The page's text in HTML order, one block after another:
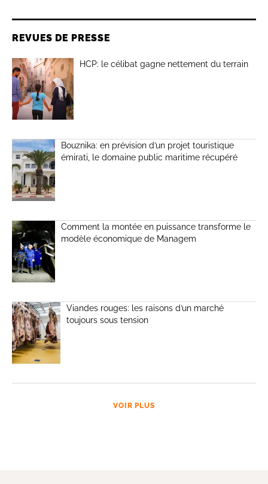
REVUES DE PRESSE
HCP: le célibat gagne nettement du terrain
Bouznika: en prévision d’un projet touristique
émirati, le domaine public maritime récupéré
Comment la montée en puissance transforme le
modèle économique de Managem
Viandes rouges: les raisons d’un marché
toujours sous tension
VOIR PLUS